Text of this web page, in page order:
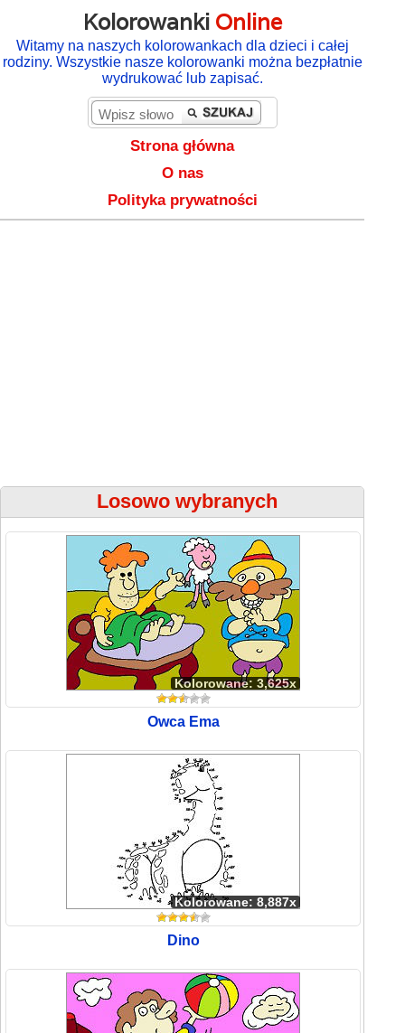
Kolorowanki Online
Witamy na naszych kolorowankach dla dzieci i całej
rodziny. Wszystkie nasze kolorowanki można bezpłatnie
wydrukować lub zapisać.
Strona główna
O nas
Polityka prywatności
Losowo wybranych
Kolorowane: 3,625x
Owca Ema
Kolorowane: 8,887x
Dino